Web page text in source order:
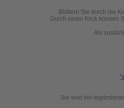
Blättern Sie durch die
Durch einen Klick können
Als
Sie sind ein